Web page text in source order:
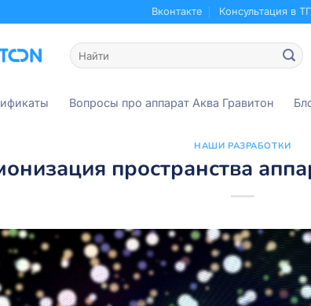
Вконтакте Консультация в ТГ
Искать:
Вопросы про аппарат Аква Гравитон
НАШИ РАЗРАБОТКИ
пространства